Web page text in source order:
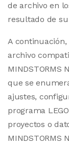
de archivo en
resultado de
A
archivo
MINDSTORMS
que se
ajustes,
programa
proyectos o
MINDSTORMS